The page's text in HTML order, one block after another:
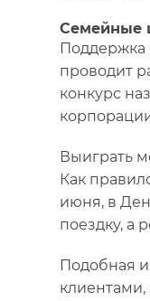
Семейные
Поддержка
проводит
конкурс
Выиграть
Как
июня, в
поездку, а
Подобная